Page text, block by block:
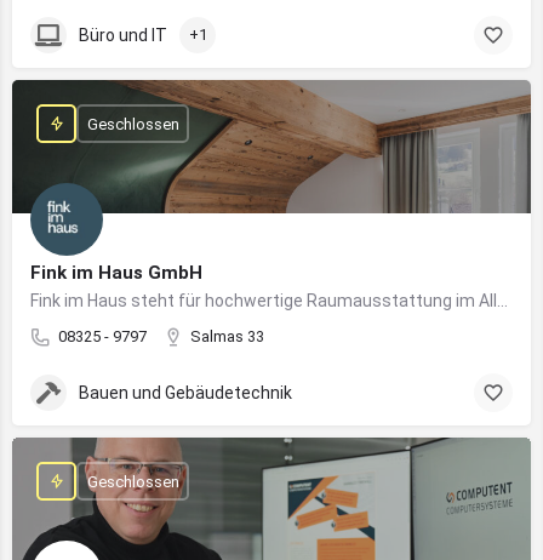
Büro und IT +1
Fink im Haus GmbH
08325 - 9797 Salmas 33
Geschlossen
Bauen und Gebäudetechnik
Geschlossen